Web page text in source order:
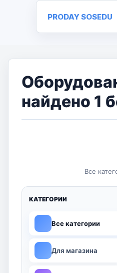
PRODAY SOSEDU
найдено 1
Все
КАТЕГОРИИ
Все категории
Для магазина